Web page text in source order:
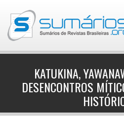
KATUKINA,
DESENCONTROS